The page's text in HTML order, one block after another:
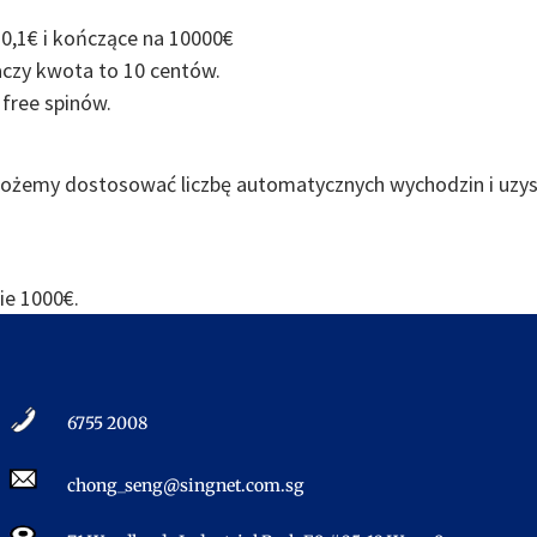
i kończące na 10000€
kwota to 10 centów.
spinów.
dostosować liczbę automatycznych wychodzin i
1000€.
6755 2008​
chong_seng@singnet.com.sg​